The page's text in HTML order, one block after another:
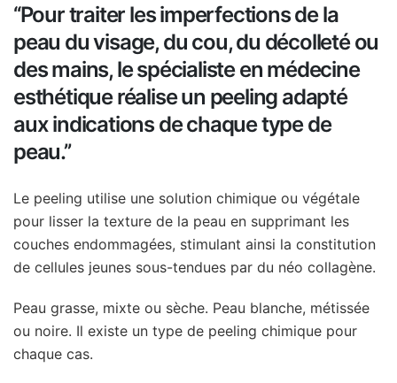
‘‘Pour traiter les imperfections de la
peau du visage, du cou, du décolleté ou
des mains, le spécialiste en médecine
esthétique réalise un peeling adapté
aux indications de chaque type de
peau.’’
Le peeling utilise une solution chimique ou végétale
pour lisser la texture de la peau en supprimant les
couches endommagées, stimulant ainsi la constitution
de cellules jeunes sous-tendues par du néo collagène.
Peau grasse, mixte ou sèche. Peau blanche, métissée
ou noire. Il existe un type de peeling chimique pour
chaque cas.